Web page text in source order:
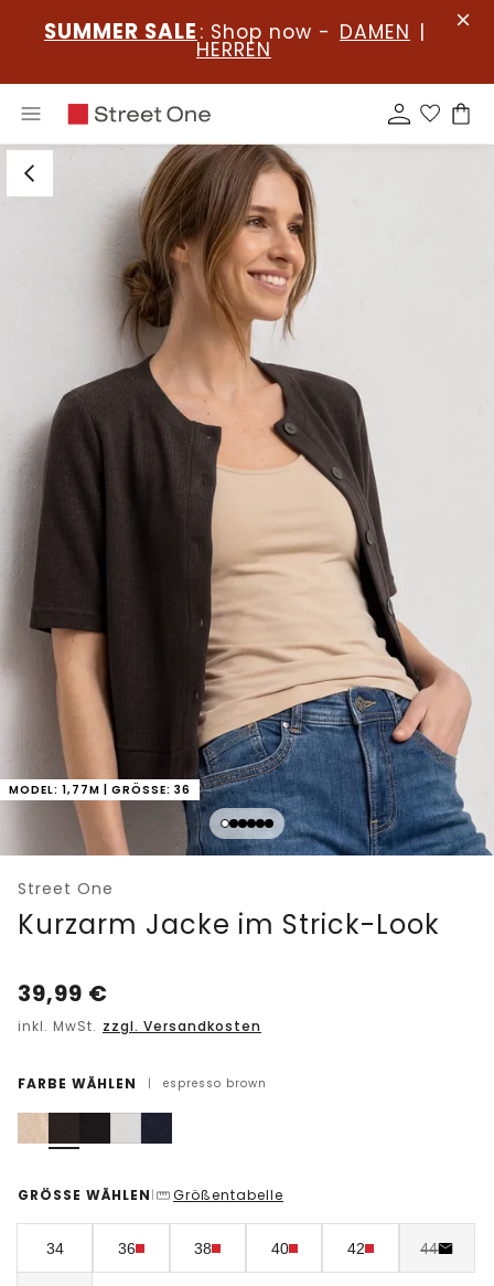
SUMMER SALE : Shop now - DAMEN |
HERREN
MODEL: 1,77M | GRÖSSE: 36
Street One
Kurzarm Jacke im Strick-Look
39,99 €
inkl. MwSt. zzgl. Versandkosten
FARBE WÄHLEN | espresso brown
GRÖSSE WÄHLEN | Größentabelle
34 36 38 40 42 44